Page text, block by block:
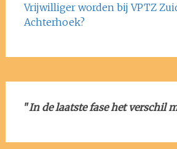
Vrijwilliger worden bij VPTZ
Achterhoek?
"In de laatste fase het verschil